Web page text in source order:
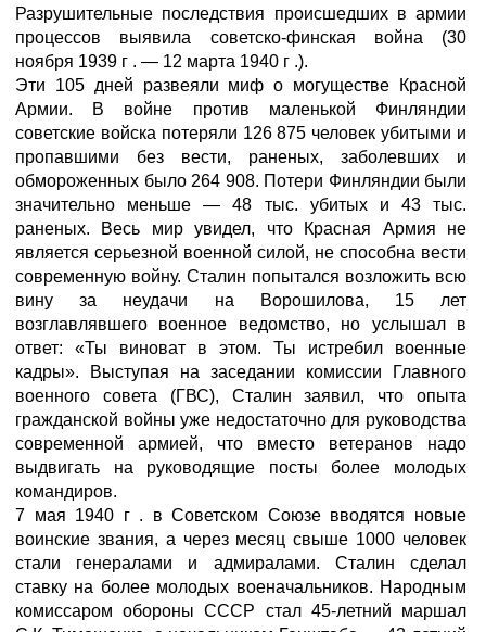
Разрушительные последствия происшедших в армии
процессов выявила советско-финская война (30
ноября 1939 г . — 12 марта 1940 г .).
Эти 105 дней развеяли миф о могуществе Красной
Армии. В войне против маленькой Финляндии
советские войска потеряли 126 875 человек убитыми и
пропавшими без вести, раненых, заболевших и
обмороженных было 264 908. Потери Финляндии были
значительно меньше — 48 тыс. убитых и 43 тыс.
раненых. Весь мир увидел, что Красная Армия не
является серьезной военной силой, не способна вести
современную войну. Сталин попытался возложить всю
вину за неудачи на Ворошилова, 15 лет
возглавлявшего военное ведомство, но услышал в
ответ: «Ты виноват в этом. Ты истребил военные
кадры». Выступая на заседании комиссии Главного
военного совета (ГВС), Сталин заявил, что опыта
гражданской войны уже недостаточно для руководства
современной армией, что вместо ветеранов надо
выдвигать на руководящие посты более молодых
командиров.
7 мая 1940 г . в Советском Союзе вводятся новые
воинские звания, а через месяц свыше 1000 человек
стали генералами и адмиралами. Сталин сделал
ставку на более молодых военачальников. Народным
комиссаром обороны СССР стал 45-летний маршал